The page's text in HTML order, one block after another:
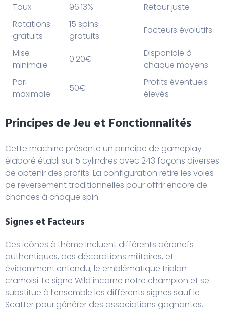
Taux
96.13%
Retour juste
Rotations
gratuits
15 spins
gratuits
Facteurs évolutifs
Mise
minimale
0.20€
Disponible à
chaque moyens
Pari
maximale
50€
Profits éventuels
élevés
Principes de Jeu et Fonctionnalités
Cette machine présente un principe de gameplay
élaboré établi sur 5 cylindres avec 243 façons diverses
de obtenir des profits. La configuration retire les voies
de reversement traditionnelles pour offrir encore de
chances à chaque spin.
Signes et Facteurs
Ces icônes à thème incluent différents aéronefs
authentiques, des décorations militaires, et
évidemment entendu, le emblématique triplan
cramoisi. Le signe Wild incarne notre champion et se
substitue à l’ensemble les différents signes sauf le
Scatter pour générer des associations gagnantes.